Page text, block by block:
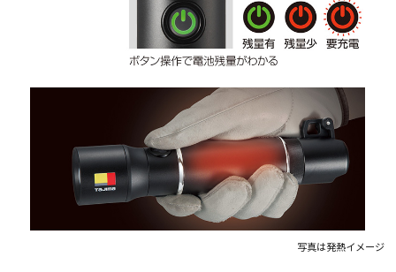
写真は発熱イメージ